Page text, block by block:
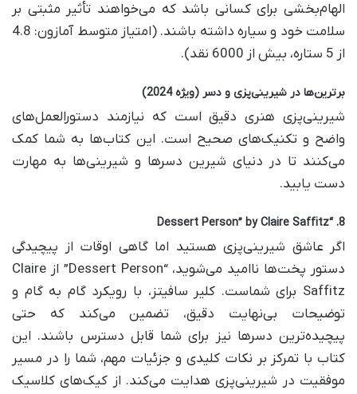
الهام‌بخشی برای کسانی باشد که می‌خواهند تأثیر مثبتی بر
سلامت خود و سیاره داشته باشند. (امتیاز متوسط آمازون: 4.8
از 5 ستاره، بیش از 6000 نقد).
برترین‌ها در شیرینی‌پزی و دسر (ویژه 2024)
شیرینی‌پزی هنری دقیق است که نیازمند دستورالعمل‌های
واضح و تکنیک‌های صحیح است. این کتاب‌ها به شما کمک
می‌کنند تا در دنیای شیرین دسرها و شیرینی‌ها به مهارت
دست یابید.
8. “Dessert Person” by Claire Saffitz
اگر عاشق شیرینی‌پزی هستید اما گاهی اوقات از پیچیدگی
دستور پخت‌ها ناامید می‌شوید، “Dessert Person” از Claire
Saffitz برای شماست. کلیر سافیتز، با رویکرد گام به گام و
توضیحات بی‌نهایت دقیق، تضمین می‌کند که حتی
پیچیده‌ترین دسرها نیز برای شما قابل دسترس باشند. این
کتاب با تمرکز بر نکات کلیدی و جزئیات مهم، شما را در مسیر
موفقیت در شیرینی‌پزی هدایت می‌کند. از کیک‌های کلاسیک